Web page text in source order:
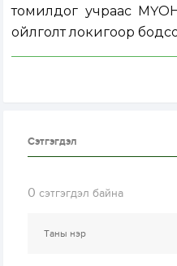
томилдог учраас
ойлголт локигоор
Сэтгэгдэл
0 сэтгэгдэл байна